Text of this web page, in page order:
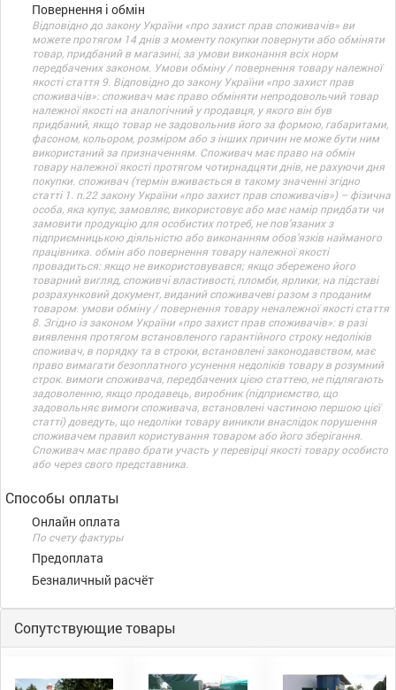
Повернення і обмін
Відповідно до закону України «про захист прав споживачів» ви
можете протягом 14 днів з моменту покупки повернути або обміняти
товар, придбаний в магазині, за умови виконання всіх норм
передбачених законом. Умови обміну / повернення товару належної
якості стаття 9. Відповідно до закону України «про захист прав
споживачів»: споживач має право обміняти непродовольчий товар
належної якості на аналогічний у продавця, у якого він був
придбаний, якщо товар не задовольнив його за формою, габаритами,
фасоном, кольором, розміром або з інших причин не може бути ним
використаний за призначенням. Споживач має право на обмін
товару належної якості протягом чотирнадцяти днів, не рахуючи дня
покупки. споживач (термін вживається в такому значенні згідно
статті 1. п.22 закону України «про захист прав споживачів») – фізична
особа, яка купує, замовляє, використовує або має намір придбати чи
замовити продукцію для особистих потреб, не пов’язаних з
підприємницькою діяльністю або виконанням обов’язків найманого
працівника. обмін або повернення товару належної якості
провадиться: якщо не використовувався; якщо збережено його
товарний вигляд, споживчі властивості, пломби, ярлики; на підставі
розрахунковий документ, виданий споживачеві разом з проданим
товаром. умови обміну / повернення товару неналежної якості стаття
8. Згідно із законом України «про захист прав споживачів»: в разі
виявлення протягом встановленого гарантійного строку недоліків
споживач, в порядку та в строки, встановлені законодавством, має
право вимагати безоплатного усунення недоліків товару в розумний
строк. вимоги споживача, передбачених цією статтею, не підлягають
задоволенню, якщо продавець, виробник (підприємство, що
задовольняє вимоги споживача, встановлені частиною першою цієї
статті) доведуть, що недоліки товару виникли внаслідок порушення
споживачем правил користування товаром або його зберігання.
Споживач має право брати участь у перевірці якості товару особисто
або через свого представника.
Способы оплаты
Онлайн оплата
По счету фактуры
Предоплата
Безналичный расчёт
Сопутствующие товары